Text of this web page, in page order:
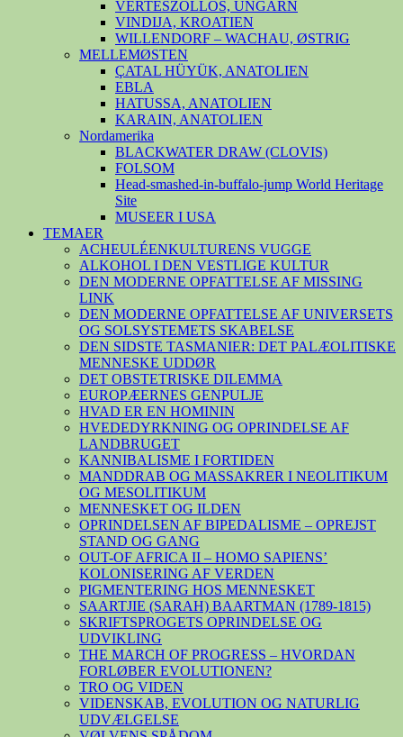
VERTESZÖLLÖS, UNGARN
VINDIJA, KROATIEN
WILLENDORF – WACHAU, ØSTRIG
MELLEMØSTEN
ÇATAL HÜYÜK, ANATOLIEN
EBLA
HATUSSA, ANATOLIEN
KARAIN, ANATOLIEN
Nordamerika
BLACKWATER DRAW (CLOVIS)
FOLSOM
Head-smashed-in-buffalo-jump World Heritage
Site
MUSEER I USA
TEMAER
ACHEULÉENKULTURENS VUGGE
ALKOHOL I DEN VESTLIGE KULTUR
DEN MODERNE OPFATTELSE AF MISSING
LINK
DEN MODERNE OPFATTELSE AF UNIVERSETS
OG SOLSYSTEMETS SKABELSE
DEN SIDSTE TASMANIER: DET PALÆOLITISKE
MENNESKE UDDØR
DET OBSTETRISKE DILEMMA
EUROPÆERNES GENPULJE
HVAD ER EN HOMININ
HVEDEDYRKNING OG OPRINDELSE AF
LANDBRUGET
KANNIBALISME I FORTIDEN
MANDDRAB OG MASSAKRER I NEOLITIKUM
OG MESOLITIKUM
MENNESKET OG ILDEN
OPRINDELSEN AF BIPEDALISME – OPREJST
STAND OG GANG
OUT-OF AFRICA II – HOMO SAPIENS’
KOLONISERING AF VERDEN
PIGMENTERING HOS MENNESKET
SAARTJIE (SARAH) BAARTMAN (1789-1815)
SKRIFTSPROGETS OPRINDELSE OG
UDVIKLING
THE MARCH OF PROGRESS – HVORDAN
FORLØBER EVOLUTIONEN?
TRO OG VIDEN
VIDENSKAB, EVOLUTION OG NATURLIG
UDVÆLGELSE